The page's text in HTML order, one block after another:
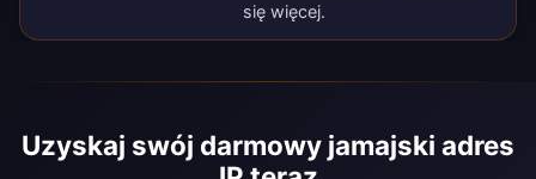
się więcej.
Uzyskaj swój darmowy jamajski adres